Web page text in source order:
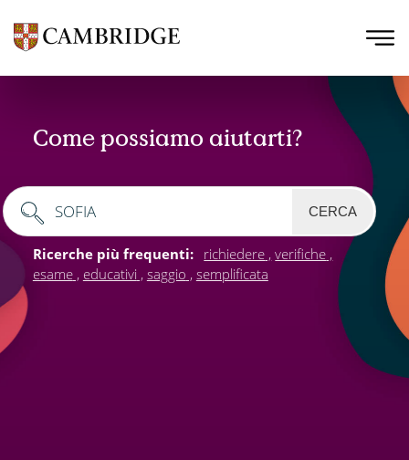
Come possiamo aiutarti?
CERCA
Ricerche più frequenti: richiedere verifiche
esame
educativi saggio semplificata